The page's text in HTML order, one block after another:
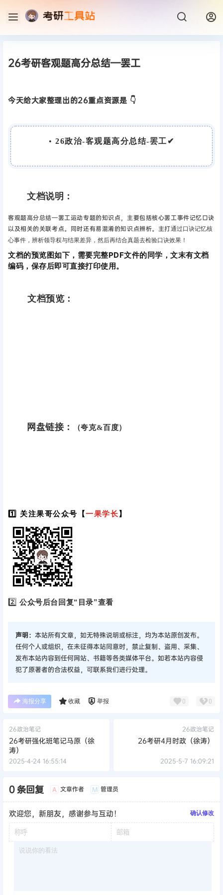
26考研客观题高分总结—罢工
今天给大家整理出的26重点资源是 👇
• 26政治-客观题高分总结-罢工✔
文档说明：
客观题高分总结—罢工运动专题的知识点，主要包括核心罢工事件记忆口诀
以及相关的关联考点。同时还有易混淆的知识点辨析。主打通过口诀记忆核
心事件，辨析领导权与结果差异，然后再结合真题去检验口诀效果！
文档的预览图如下，需要完整PDF文件的同学，文末有文档
编码，保存后即可直接打印使用。
文档预览：
网盘链接： （夸克&百度）
1️⃣ 关注果哥公众号【一果学长】
2️⃣公众号后台回复“目录”查看
声明： 本站所有文章，如无特殊说明或标注，均为本站原创发布。
任何个人或组织，在未征得本站同意时，禁止复制、盗用、采集、
发布本站内容到任何网站、书籍等各类媒体平台。如若本站内容侵
犯了原著者的合法权益，可联系我们进行处理。
海报分享 收藏 举报 0 0
26政治笔记
26考研强化班笔记马原（徐
涛）
2025-4-24 16:55:14
26政治笔记
26考研4月时政（徐涛）
2025-5-7 16:09:21
0 条回复 A 文章作者 M 管理员
欢迎您，新朋友，感谢参与互动！ 确认修改